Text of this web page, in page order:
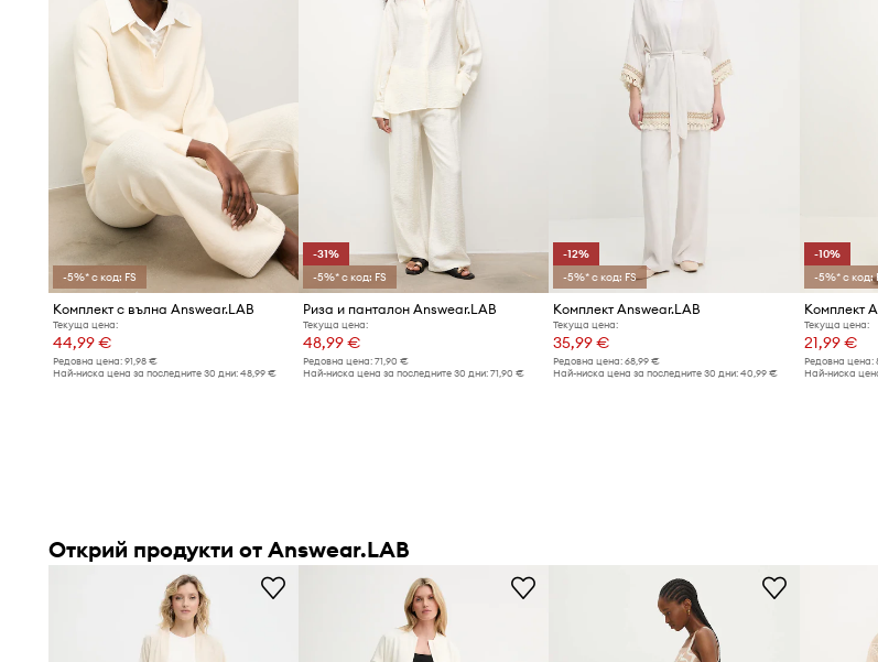
-5%* с код: FS
Комплект с вълна Answear.LAB
Текуща цена:
44,99 €
Редовна цена: 91,98 €
Най-ниска цена за последните 30 дни: 48,99 €
-31%
-5%* с код: FS
Риза и панталон Answear.LAB
Текуща цена:
48,99 €
Редовна цена:71,90 €
Най-ниска цена за последните 30 дни:71,90 €
-12%
-5%* с код: FS
Комплект Answear.LAB
Текуща цена:
35,99 €
Редовна цена: 68,99 €
Най-ниска цена за последните 30 дни: 40,99 €
-10%
-5%* с код:
Комплект
Текуща цена:
21,99 €
Редовна цена:
Най-ниска
Открий продукти от Answear.LAB